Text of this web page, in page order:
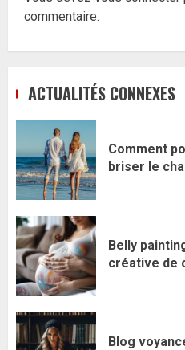
commentaire.
ACTUALITÉS CONNEXES
Comment
briser le
Belly
créative de
Blog